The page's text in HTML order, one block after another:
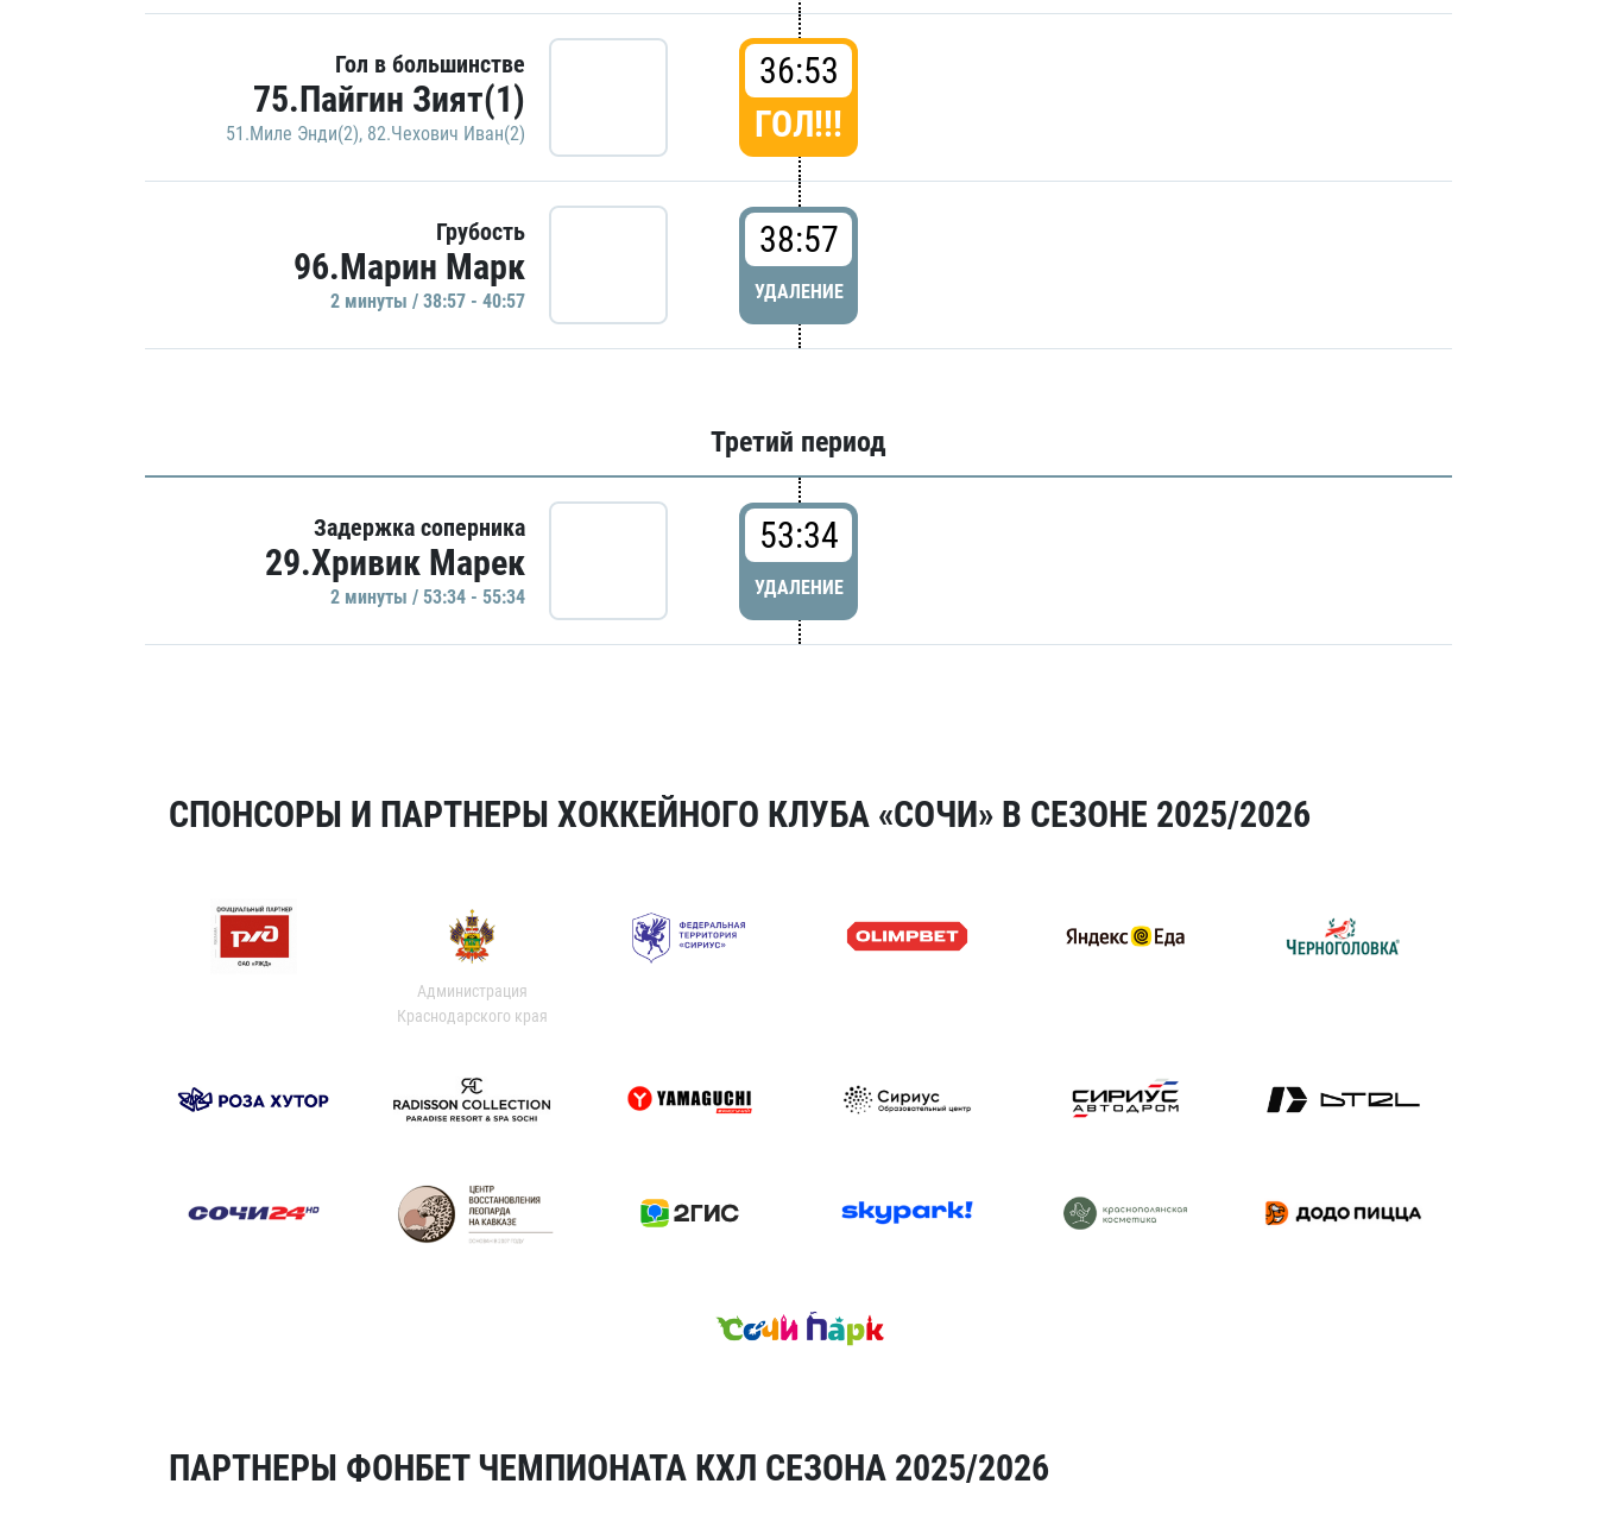
Гол в большинстве
75.Пайгин Зият(1)
51.Миле Энди(2), 82.Чехович Иван(2)
36:53
ГОЛ!!!
Грубость
96.Марин Марк
2 минуты / 38:57 - 40:57
38:57
УДАЛЕНИЕ
Третий период
Задержка соперника
29.Хривик Марек
2 минуты / 53:34 - 55:34
53:34
УДАЛЕНИЕ
СПОНСОРЫ И ПАРТНЕРЫ ХОККЕЙНОГО КЛУБА «СОЧИ» В СЕЗОНЕ 2025/2026
Администрация
Краснодарского края
ПАРТНЕРЫ ФОНБЕТ ЧЕМПИОНАТА КХЛ СЕЗОНА 2025/2026